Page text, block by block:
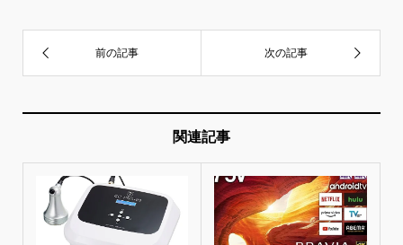
関連記事